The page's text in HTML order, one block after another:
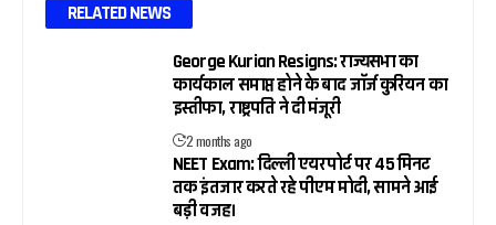
RELATED NEWS
George Kurian Resigns: राज्यसभा का
कार्यकाल समाप्त होने के बाद जॉर्ज कुरियन का
इस्तीफा, राष्ट्रपति ने दी मंजूरी
2 months ago
NEET Exam: दिल्ली एयरपोर्ट पर 45 मिनट
तक इंतजार करते रहे पीएम मोदी, सामने आई
बड़ी वजह।